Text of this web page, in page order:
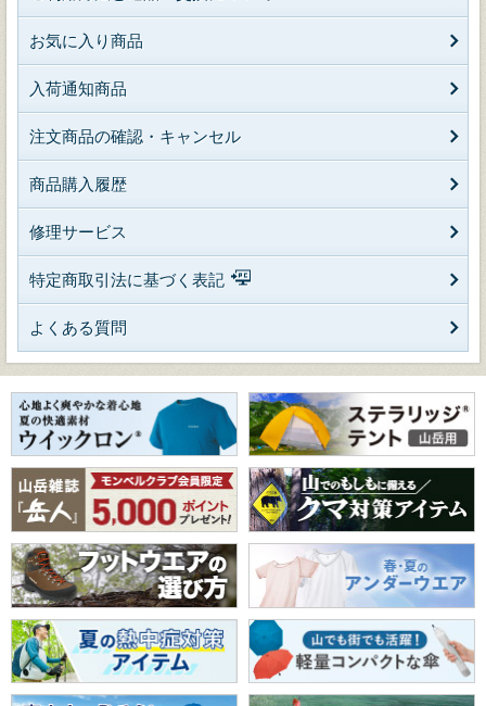
お気に入り商品
入荷通知商品
注文商品の確認・キャンセル
商品購入履歴
修理サービス
特定商取引法に基づく表記
よくある質問